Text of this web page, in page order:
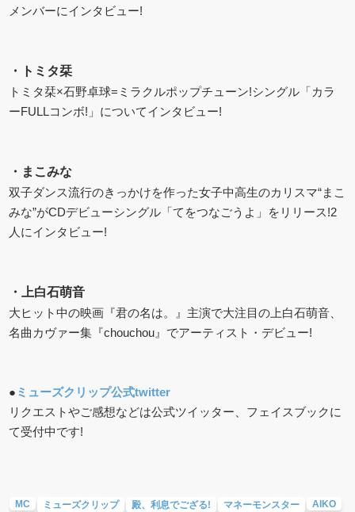
メンバーにインタビュー!
・
トミタ栞
トミタ栞×石野卓球=ミラクルポップチューン!シングル「カラ
ーFULLコンボ!」についてインタビュー!
・ まこみな
双子ダンス流行のきっかけを作った女子中高生のカリスマ“まこ
みな”がCDデビューシングル「てをつなごうよ」をリリース!2
人にインタビュー!
・上白石萌音
大ヒット中の映画『君の名は。』主演で大注目の上白石萌音、
名曲カヴァー集『chouchou』でアーティスト・デビュー!
● ミューズクリップ公式twitter
リクエストやご感想などは公式ツイッター、フェイスブックに
て受付中です!
MC ミューズクリップ 殿、利息でござる! マネーモンスター AIKO